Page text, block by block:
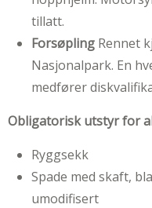
tillatt.
Forsøpling Rennet
Nasjonalpark. En
medfører
Obligatorisk utstyr for
Ryggsekk
Spade med skaft,
umodifisert